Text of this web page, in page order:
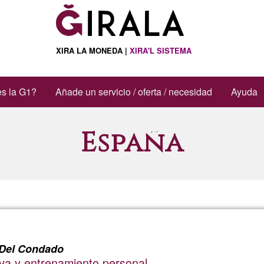
XIRA LA MONEDA | XIRA'L SISTEMA
la G1? Añade un servicio / oferta / necesidad Ayuda
España
Condado